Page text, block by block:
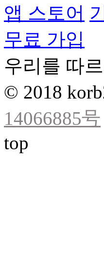
앱 스토어
무료 가입
우리를 따
© 2018
14066885号
top